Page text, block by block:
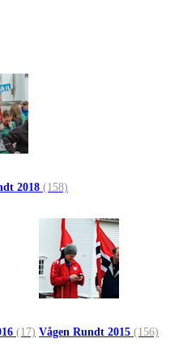
2018 (158)
(17) Vågen Rundt 2015 (156)